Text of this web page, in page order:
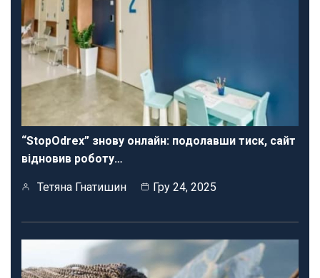
“StopOdrex” знову онлайн: подолавши тиск, сайт
відновив роботу…
Тетяна Гнатишин Гру 24, 2025